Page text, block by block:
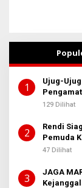
1
Ujug-
129 Dilihat
2
Rendi
Pemuda
Sembiring
47 Dilihat
3
JAGA